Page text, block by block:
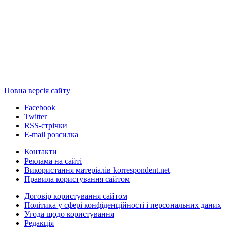
Повна версія сайту
Facebook
Twitter
RSS-стрічки
E-mail розсилка
Контакти
Реклама на сайті
Використання матеріалів korrespondent.net
Правила користування сайтом
Договір користування сайтом
Політика у сфері конфіденційності і персональних даних
Угода щодо користування
Редакція